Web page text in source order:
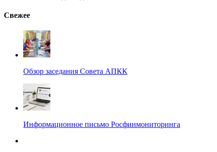
Свежее
Обзор заседания Совета АПКК
Информационное письмо Росфинмониторинга